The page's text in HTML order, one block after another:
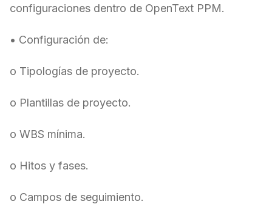
configuraciones dentro de OpenText PPM.
• Configuración de:
o Tipologías de proyecto.
o Plantillas de proyecto.
o WBS mínima.
o Hitos y fases.
o Campos de seguimiento.